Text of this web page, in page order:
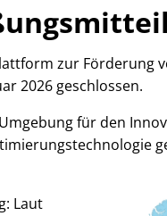
zur Förderung
2026 geschlossen.
für den
Laut